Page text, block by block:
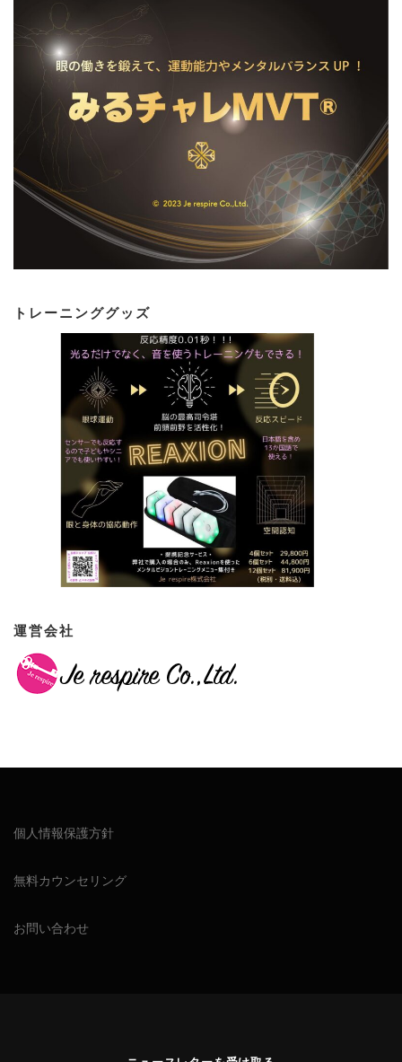
トレーニンググッズ
運営会社
個人情報保護方針
無料カウンセリング
お問い合わせ